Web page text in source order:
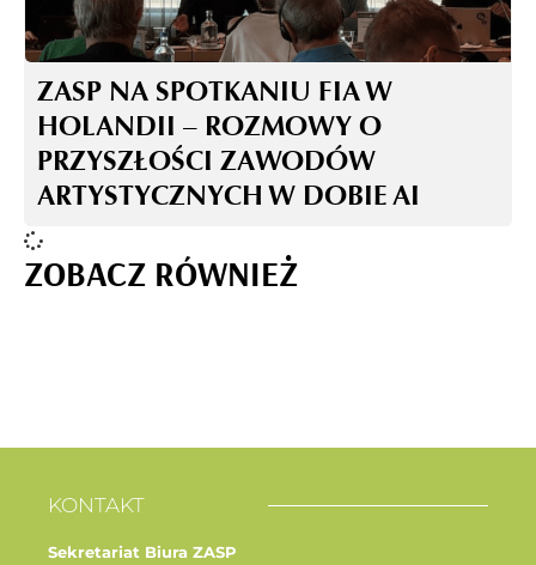
ZOBACZ RÓWNIEŻ
ZASP NA SPOTKANIU FIA W
HOLANDII – ROZMOWY O
PRZYSZŁOŚCI ZAWODÓW
ARTYSTYCZNYCH W DOBIE AI
KONTAKT
Sekretariat Biura ZASP